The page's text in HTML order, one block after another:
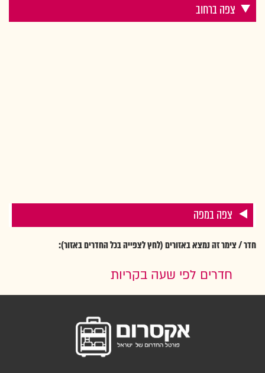
צפה ברחוב
צפה במפה
חדר / צימר זה נמצא באזורים (לחץ לצפייה בכל החדרים באזור):
חדרים לפי שעה בקריות